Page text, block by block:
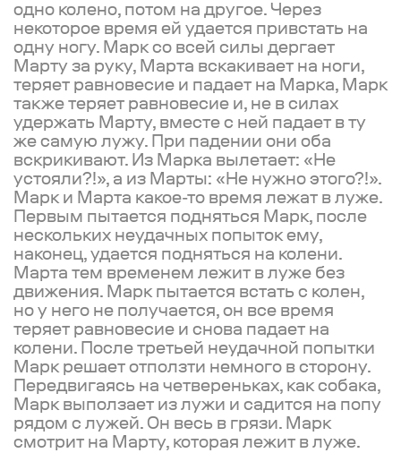
одно колено, потом на другое. Через
некоторое время ей удается привстать на
одну ногу. Марк со всей силы дергает
Марту за руку, Марта вскакивает на ноги,
теряет равновесие и падает на Марка, Марк
также теряет равновесие и, не в силах
удержать Марту, вместе с ней падает в ту
же самую лужу. При падении они оба
вскрикивают. Из Марка вылетает: «Не
устояли?!», а из Марты: «Не нужно этого?!».
Марк и Марта какое-то время лежат в луже.
Первым пытается подняться Марк, после
нескольких неудачных попыток ему,
наконец, удается подняться на колени.
Марта тем временем лежит в луже без
движения. Марк пытается встать с колен,
но у него не получается, он все время
теряет равновесие и снова падает на
колени. После третьей неудачной попытки
Марк решает отползти немного в сторону.
Передвигаясь на четвереньках, как собака,
Марк выползает из лужи и садится на попу
рядом с лужей. Он весь в грязи. Марк
смотрит на Марту, которая лежит в луже.